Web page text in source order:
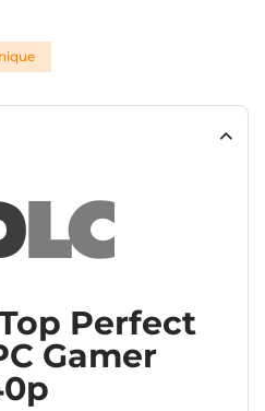
Top Perfect
Gamer